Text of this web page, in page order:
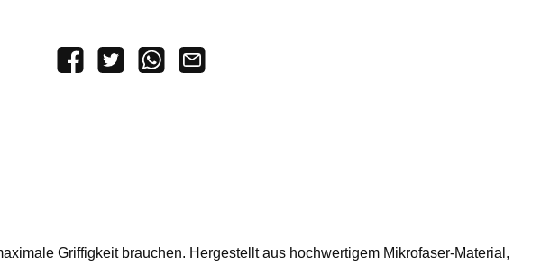
Griffigkeit brauchen. Hergestellt aus hochwertigem Mikrofaser-Material,